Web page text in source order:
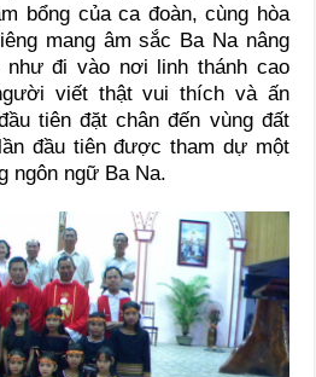
bổng của ca đoàn, cùng hòa
mang âm sắc Ba Na nâng
đi vào nơi linh thánh cao
viết thật vui thích và ấn
tiên đặt chân đến vùng đất
đầu tiên được tham dự một
ngôn ngữ Ba Na.